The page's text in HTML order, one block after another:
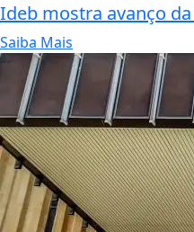
Ideb mostra avanço
Saiba Mais